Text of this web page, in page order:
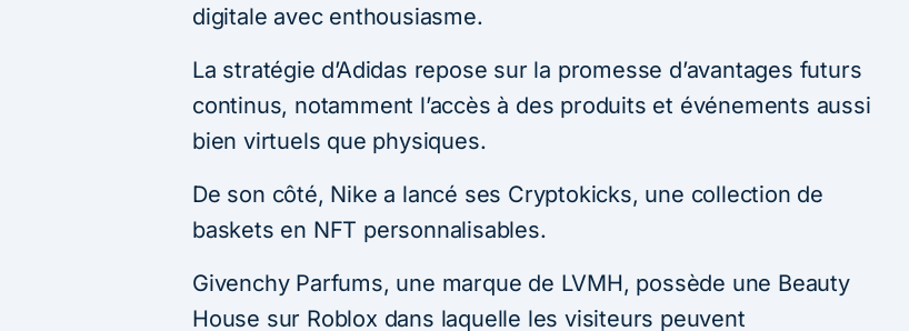
digitale avec enthousiasme.
La stratégie d’Adidas repose sur la promesse d’avantages futurs
continus, notamment l’accès à des produits et événements aussi
bien virtuels que physiques.
De son côté, Nike a lancé ses Cryptokicks, une collection de
baskets en NFT personnalisables.
Givenchy Parfums, une marque de LVMH, possède une Beauty
House sur Roblox dans laquelle les visiteurs peuvent